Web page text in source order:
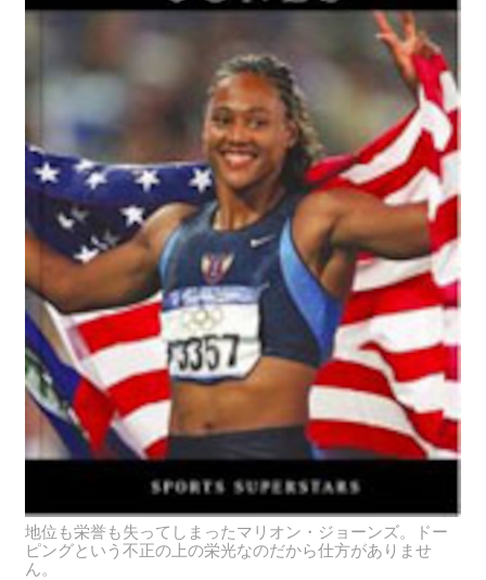
地位も栄誉も失ってしまったマリオン・ジョーンズ。ドー
ピングという不正の上の栄光なのだから仕方がありませ
ん。